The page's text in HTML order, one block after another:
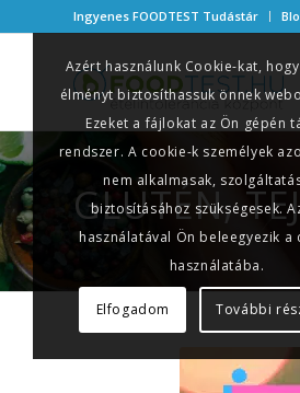
Ingyenes FOODTEST Tudástár
GLUTÉN,
Azért használunk Cookie-kat,
élményt biztosíthassuk önnek
Ezeket a fájlokat az Ön gépén
rendszer. A cookie-k személyek
nem alkalmasak,
biztosításához szükségesek.
használatával Ön beleegyezik a
használatába.
Elfogadom További